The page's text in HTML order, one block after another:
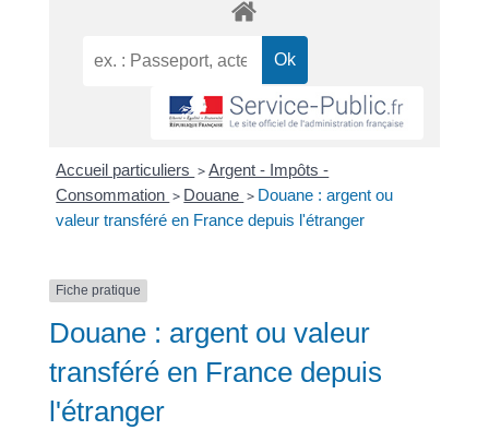
Accueil particuliers >Argent - Impôts -
Consommation > Douane > Douane : argent ou
valeur transféré en France depuis l'étranger
Fiche pratique
Douane : argent ou valeur
transféré en France depuis
l'étranger